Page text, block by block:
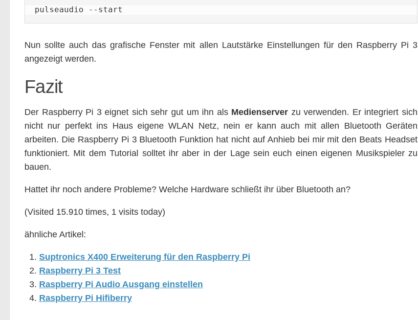
pulseaudio --start
Nun sollte auch das grafische Fenster mit allen Lautstärke Einstellungen für den Raspberry Pi 3
angezeigt werden.
Fazit
Der Raspberry Pi 3 eignet sich sehr gut um ihn als Medienserver zu verwenden. Er integriert sich
nicht nur perfekt ins Haus eigene WLAN Netz, nein er kann auch mit allen Bluetooth Geräten
arbeiten. Die Raspberry Pi 3 Bluetooth Funktion hat nicht auf Anhieb bei mir mit den Beats Headset
funktioniert. Mit dem Tutorial solltet ihr aber in der Lage sein euch einen eigenen Musikspieler zu
bauen.
Hattet ihr noch andere Probleme? Welche Hardware schließt ihr über Bluetooth an?
(Visited 15.910 times, 1 visits today)
ähnliche Artikel:
Suptronics X400 Erweiterung für den Raspberry Pi
Raspberry Pi 3 Test
Raspberry Pi Audio Ausgang einstellen
Raspberry Pi Hifiberry